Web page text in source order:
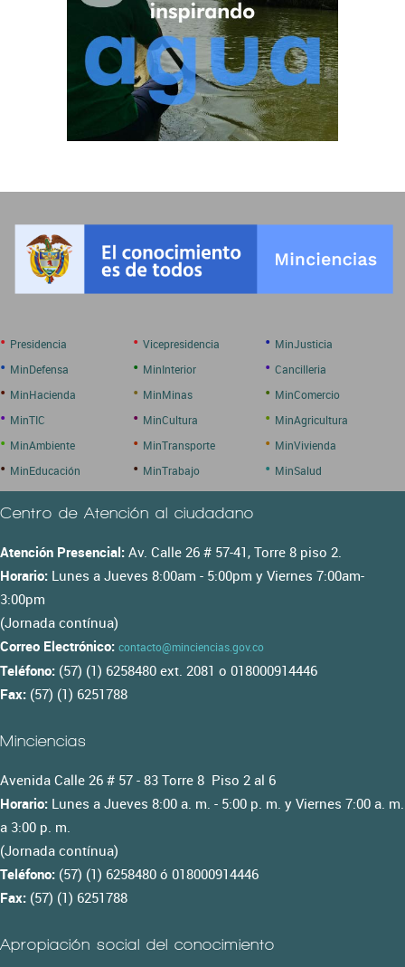
• Presidencia • Vicepresidencia • MinJusticia
• MinDefensa • MinInterior • Cancilleria
• MinHacienda • MinMinas • MinComercio
• MinTIC • MinCultura • MinAgricultura
• MinAmbiente • MinTransporte • MinVivienda
• MinEducación • MinTrabajo • MinSalud
Centro de Atención al ciudadano
Atención Presencial: Av. Calle 26 # 57-41, Torre 8 piso 2.
Horario: Lunes a Jueves 8:00am - 5:00pm y Viernes 7:00am-
3:00pm
(Jornada contínua)
Correo Electrónico: contacto@minciencias.gov.co
Teléfono: (57) (1) 6258480 ext. 2081 o 018000914446
Fax: (57) (1) 6251788
Minciencias
Avenida Calle 26 # 57 - 83 Torre 8 Piso 2 al 6
Horario: Lunes a Jueves 8:00 a. m. - 5:00 p. m. y Viernes 7:00 a. m.
a 3:00 p. m.
(Jornada contínua)
Teléfono: (57) (1) 6258480 ó 018000914446
Fax: (57) (1) 6251788
Apropiación social del conocimiento